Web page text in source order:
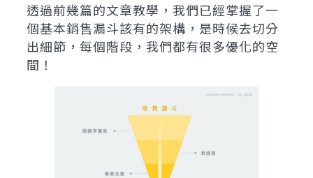
透過前幾篇的文章教學，我們已經掌握了一
個基本銷售漏斗該有的架構，是時候去切分
出細節，每個階段，我們都有很多優化的空
間！